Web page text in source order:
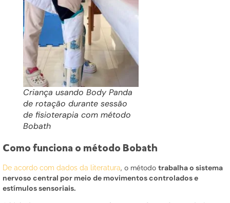
Criança usando Body Panda
de rotação durante sessão
de fisioterapia com método
Bobath
Como funciona o método Bobath
De acordo com dados da literatura, o método trabalha o sistema
nervoso central por meio de movimentos controlados e
estímulos sensoriais.